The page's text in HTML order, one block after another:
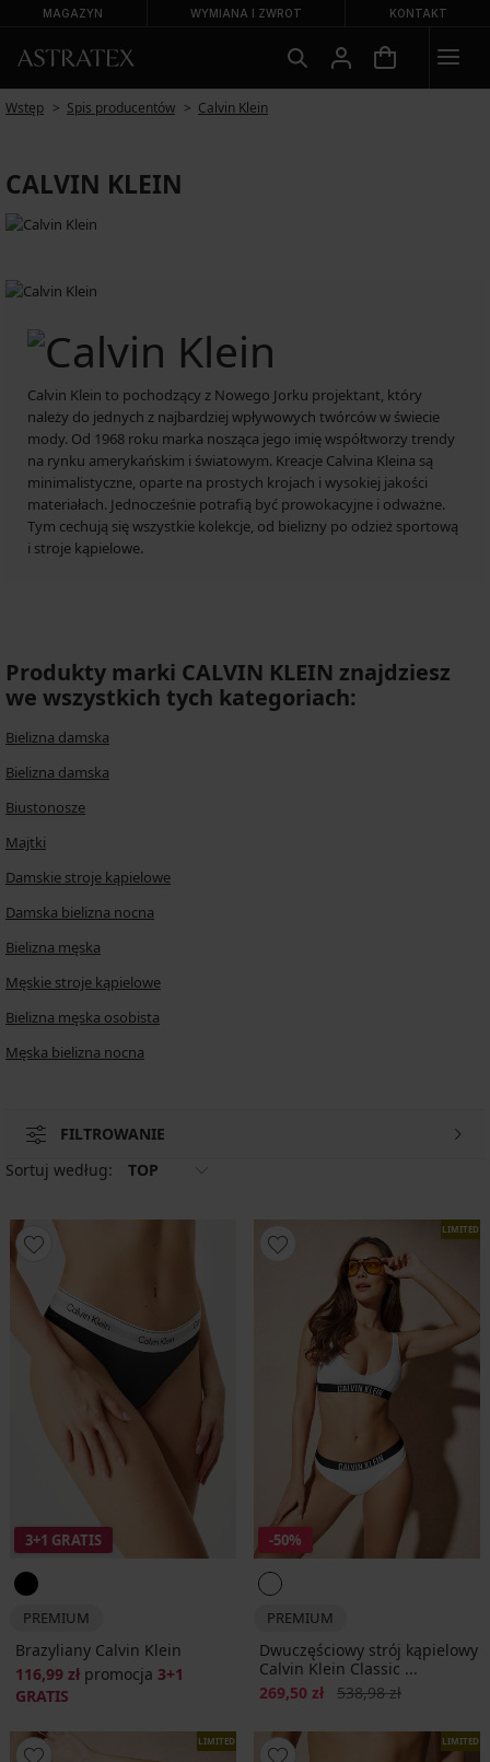
MAGAZYN WYMIANA I ZWROT KONTAKT
Wstęp Spis producentów Calvin Klein
CALVIN KLEIN
Calvin Klein to pochodzący z Nowego Jorku projektant, który
należy do jednych z najbardziej wpływowych twórców w świecie
mody. Od 1968 roku marka nosząca jego imię współtworzy trendy
na rynku amerykańskim i światowym. Kreacje Calvina Kleina są
minimalistyczne, oparte na prostych krojach i wysokiej jakości
materiałach. Jednocześnie potrafią być prowokacyjne i odważne.
Tym cechują się wszystkie kolekcje, od bielizny po odzież sportową
i stroje kąpielowe.
Produkty marki CALVIN KLEIN znajdziesz
we wszystkich tych kategoriach:
Bielizna damska
Bielizna damska
Biustonosze
Majtki
Damskie stroje kąpielowe
Damska bielizna nocna
Bielizna męska
Męskie stroje kąpielowe
Bielizna męska osobista
Męska bielizna nocna
FILTROWANIE
Sortuj według:
TOP
3+1 GRATIS
PREMIUM
Brazyliany Calvin Klein
116,99 zł promocja 3+1
GRATIS
LIMITED
-50%
PREMIUM
Dwuczęściowy strój kąpielowy
Calvin Klein Classic ...
Zniżka
269,50 zł Pierwotna cena
538,98 zł
LIMITED LIMITED